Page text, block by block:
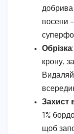
добрива
восени
Обрізка
крону,
Захист
1%
щоб